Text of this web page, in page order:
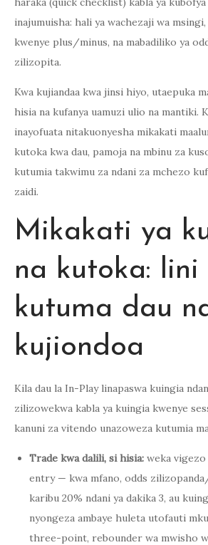
inajumuisha: hali ya wachezaji wa
kwenye plus/minus, na mabadiliko ya
zilizopita.
Kwa kujiandaa kwa jinsi hiyo, utaepuka
hisia na kufanya uamuzi ulio na mantiki.
inayofuata nitakuonyesha mikakati
kutoka kwa dau, pamoja na mbinu za
kutumia takwimu za ndani za mchezo
zaidi.
Mikakati ya
na kutoka: lini
kutuma dau
kujiondoa
Kila dau la In-Play linapaswa kuingia
zilizowekwa kabla ya kuingia kwenye
kanuni za vitendo unazoweza kutumia
Trade kwa dalili, si hisia: weka vigezo
entry — kwa mfano, odds
karibu 20% ndani ya dakika 3, au
nyongeza ambaye huleta utofauti
three-point, rebounder wa mwisho